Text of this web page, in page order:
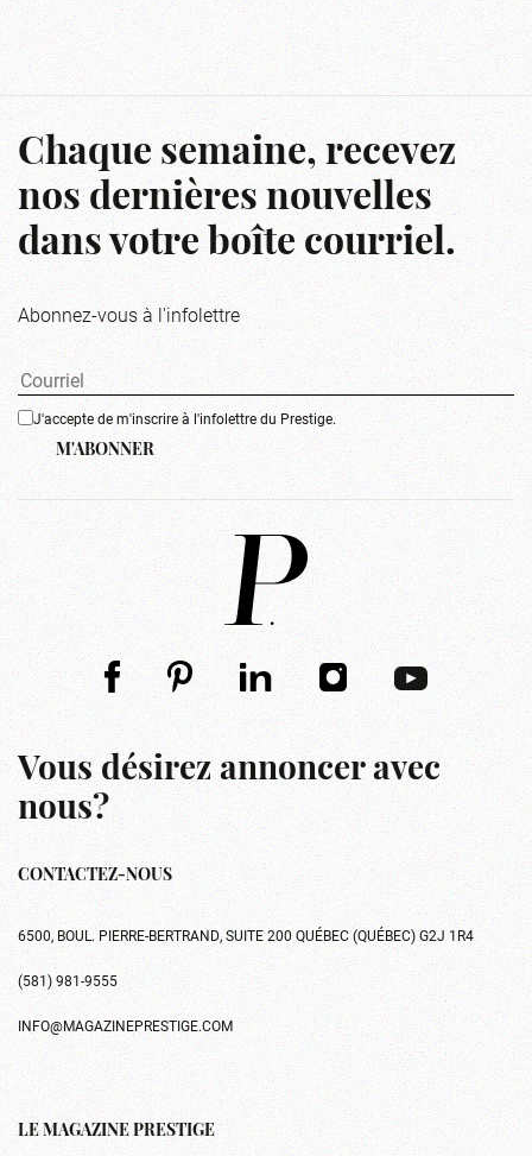
Chaque semaine, recevez
nos dernières nouvelles
dans votre boîte courriel.
Abonnez-vous à l'infolettre
J'accepte de m'inscrire à l'infolettre du Prestige.
M'ABONNER
Vous désirez annoncer avec
nous?
CONTACTEZ-NOUS
6500, BOUL. PIERRE-BERTRAND, SUITE 200 QUÉBEC (QUÉBEC) G2J 1R4
(581) 981-9555
INFO@MAGAZINEPRESTIGE.COM
LE MAGAZINE PRESTIGE